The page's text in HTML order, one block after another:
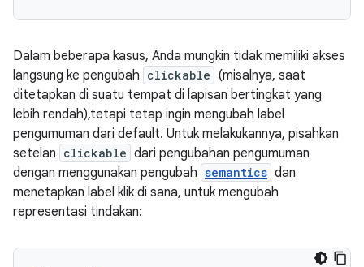
Dalam beberapa kasus, Anda mungkin tidak memiliki akses
langsung ke pengubah clickable (misalnya, saat
ditetapkan di suatu tempat di lapisan bertingkat yang
lebih rendah),tetapi tetap ingin mengubah label
pengumuman dari default. Untuk melakukannya, pisahkan
setelan clickable dari pengubahan pengumuman
dengan menggunakan pengubah semantics dan
menetapkan label klik di sana, untuk mengubah
representasi tindakan: